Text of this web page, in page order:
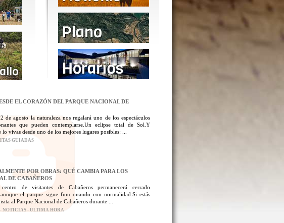
EL CORAZÓN DEL PARQUE NACIONAL DE
de agosto la naturaleza nos regalará uno de los espectáculos
que pueden contemplarse.Un eclipse total de Sol.Y
lo vivas desde uno de los mejores lugares posibles: ...
GUIADAS
POR OBRAS: QUÉ CAMBIA PARA LOS
DE CABAÑEROS
de visitantes de Cabañeros permanecerá cerrado
el parque sigue funcionando con normalidad.Si estás
al Parque Nacional de Cabañeros durante ...
NOTICIAS - ULTIMA HORA